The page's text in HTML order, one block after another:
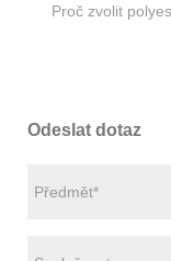
Proč zvolit
Odeslat dotaz